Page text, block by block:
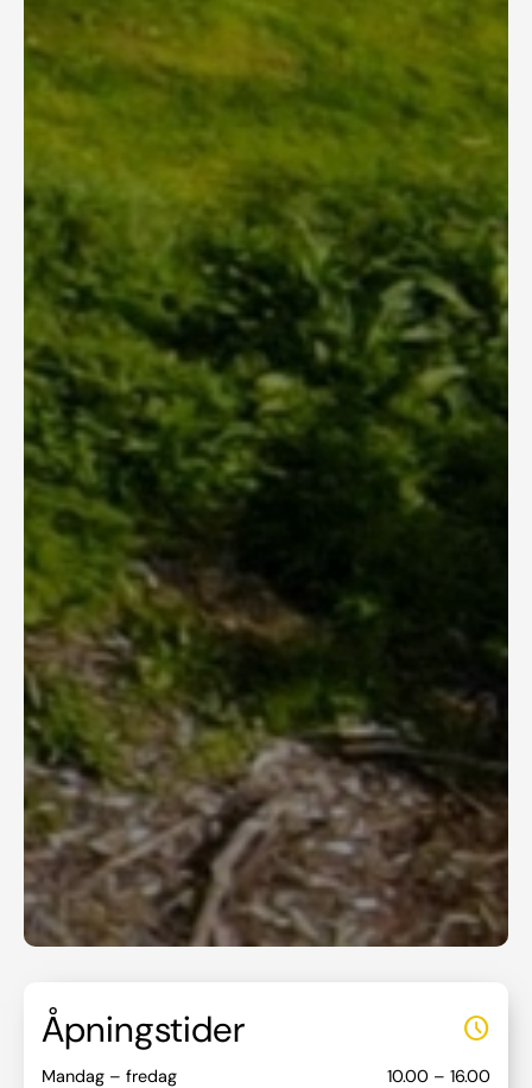
Aalesunds Museum
Åpningstider schedule
Mandag – fredag
10.00 – 16.00